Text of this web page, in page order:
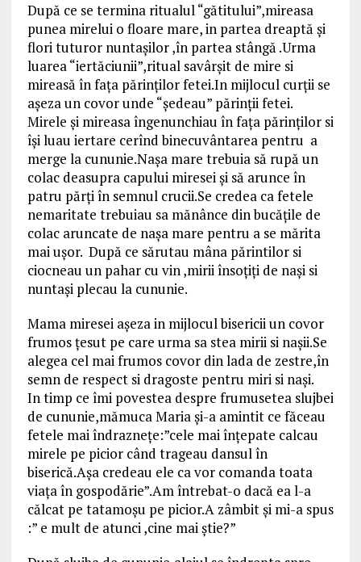
După ce se termina ritualul “gătitului”,mireasa
punea mirelui o floare mare, in partea dreaptă şi
flori tuturor nuntaşilor ,în partea stângă .Urma
luarea “iertăciunii”,ritual savârşit de mire si
mireasă în faţa părinţilor fetei.In mijlocul curţii se
aşeza un covor unde “şedeau” părinţii fetei.
Mirele şi mireasa îngenunchiau în faţa părinţilor si
îşi luau iertare cerînd binecuvântarea pentru a
merge la cununie.Naşa mare trebuia să rupă un
colac deasupra capului miresei şi să arunce în
patru părţi în semnul crucii.Se credea ca fetele
nemaritate trebuiau sa mănânce din bucăţile de
colac aruncate de naşa mare pentru a se mărita
mai uşor. După ce sărutau mâna părintilor si
ciocneau un pahar cu vin ,mirii însoţiţi de naşi si
nuntaşi plecau la cununie.
Mama miresei aşeza in mijlocul bisericii un covor
frumos ţesut pe care urma sa stea mirii si naşii.Se
alegea cel mai frumos covor din lada de zestre,în
semn de respect si dragoste pentru miri si naşi.
In timp ce îmi povestea despre frumusetea slujbei
de cununie,mămuca Maria şi-a amintit ce făceau
fetele mai îndrazneţe:”cele mai înţepate calcau
mirele pe picior când trageau dansul în
biserică.Aşa credeau ele ca vor comanda toata
viaţa în gospodărie”.Am întrebat-o dacă ea l-a
călcat pe tatamoşu pe picior.A zâmbit şi mi-a spus
:” e mult de atunci ,cine mai ştie?”